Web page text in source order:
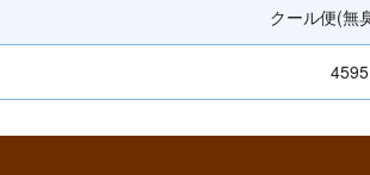
クール便(無